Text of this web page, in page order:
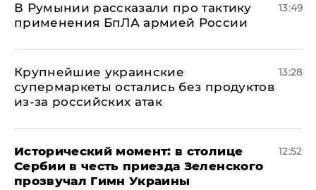
В Румынии рассказали про тактику
применения БпЛА армией России
13:49
Крупнейшие украинские
супермаркеты остались без продуктов
из-за российских атак
13:28
Исторический момент: в столице
Сербии в честь приезда Зеленского
прозвучал Гимн Украины
12:52